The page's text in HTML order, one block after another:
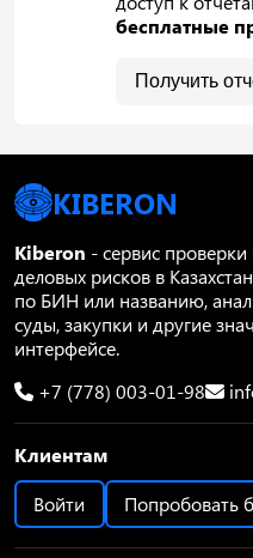
бесплатные
Получить
KIBERON
Kiberon - сервис
деловых рисков в
по БИН или названию,
суды, закупки и другие
интерфейсе.
+7 (778) 003-01-98
Клиентам
Войти
Попробовать